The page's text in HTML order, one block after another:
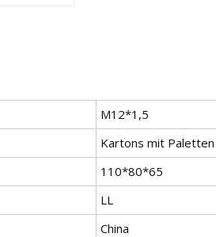
M12*1,5
Kartons mit Paletten
110*80*65
LL
China